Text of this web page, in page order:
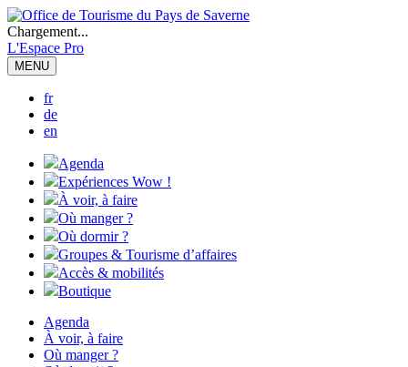
Chargement...
L'Espace Pro
MENU
fr
de
en
Agenda
Expériences Wow !
À voir, à faire
Où manger ?
Où dormir ?
Groupes & Tourisme d’affaires
Accès & mobilités
Boutique
Agenda
À voir, à faire
Où manger ?